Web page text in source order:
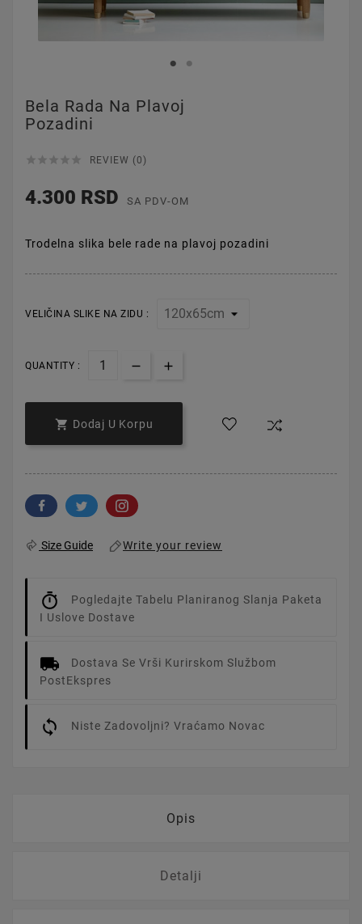
Bela Rada Na Plavoj
Pozadini
     REVIEW (0)
4.300 RSD SA PDV-OM
Trodelna slika bele rade na plavoj pozadini
VELIČINA SLIKE NA ZIDU :
QUANTITY :
 Dodaj U Korpu
Size Guide Write your review
Pogledajte Tabelu Planiranog Slanja Paketa
I Uslove Dostave
Dostava Se Vrši Kurirskom Službom
PostEkspres
Niste Zadovoljni? Vraćamo Novac
Opis
Detalji